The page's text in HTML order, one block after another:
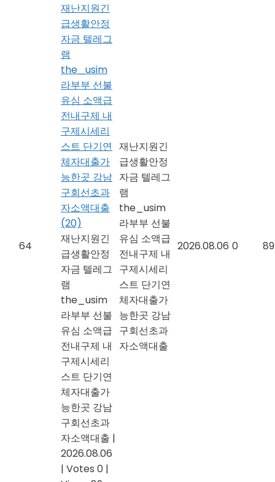
64
재난지원긴
급생활안정
자금 텔레그
램
the_usim
라부부 선불
유심 소액급
전내구제 내
구제시세리
스트 단기연
체자대출가
능한곳 강남
구회선초과
자소액대출
(20)
재난지원긴
급생활안정
자금 텔레그
램
the_usim
라부부 선불
유심 소액급
전내구제 내
구제시세리
스트 단기연
체자대출가
능한곳 강남
구회선초과
자소액대출 |
2026.08.06
| Votes 0 |
재난지원긴
급생활안정
자금 텔레그
램
the_usim
라부부 선불
유심 소액급
전내구제 내
구제시세리
스트 단기연
체자대출가
능한곳 강남
구회선초과
자소액대출
2026.08.06 0 89